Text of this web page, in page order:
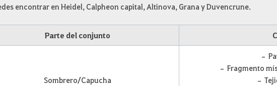
encontrar en Heidel, Calpheon capital, Altinova, Grana y Duvencrune.
Parte del conjunto
Sombrero/Capucha
–
– Fragmento
–